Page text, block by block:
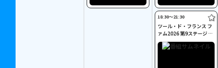
18:30〜21:30
ツール・ド・フランス フ
ァム2026 第9ステージ Cy
cle*